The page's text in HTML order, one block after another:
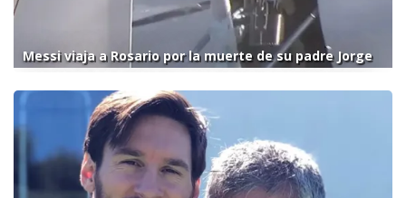
Messi viaja a Rosario por la muerte de su padre Jorge